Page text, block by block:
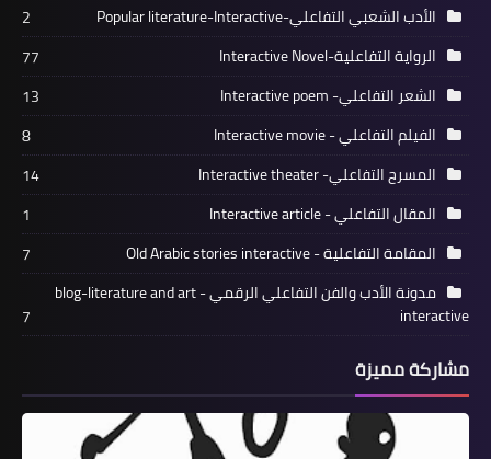
الأدب الشعبي التفاعلي-Popular literature-Interactive
2
الرواية التفاعلية-Interactive Novel
77
الشعر التفاعلي- Interactive poem
13
الفيلم التفاعلي - Interactive movie
8
المسرح التفاعلي- Interactive theater
14
المقال التفاعلي - Interactive article
1
المقامة التفاعلية - Old Arabic stories interactive
7
مدونة الأدب والفن التفاعلي الرقمي blog-literature and art -
interactive
7
مشاركة مميزة